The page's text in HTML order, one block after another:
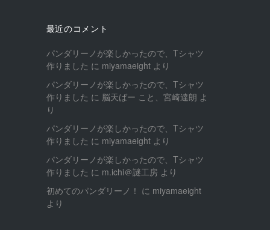
最近のコメント
パンダリーノが楽しかったので、Tシャツ
作りました に miyamaeightより
パンダリーノが楽しかったので、Tシャツ
作りました に 脳天ばー こと、宮崎達朗 よ
り
パンダリーノが楽しかったので、Tシャツ
作りました に miyamaeightより
パンダリーノが楽しかったので、Tシャツ
作りました に m.ichi＠謎工房 より
初めてのパンダリーノ！ に miyamaeight
より